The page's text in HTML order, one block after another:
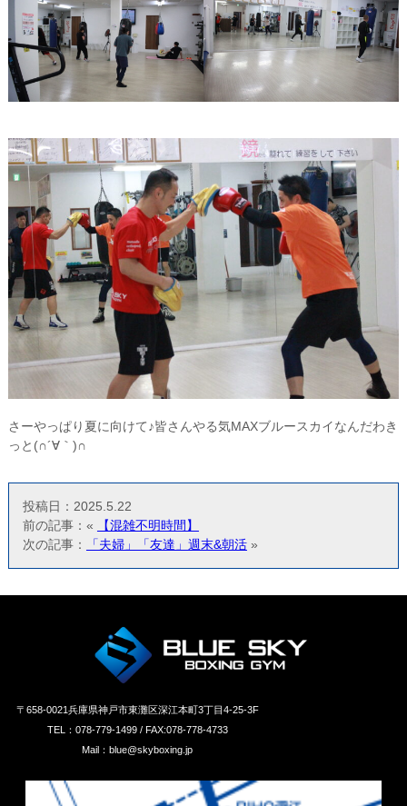
さーやっぱり夏に向けて♪皆さんやる気MAXブルースカイなんだわき
っと(∩´∀｀)∩
投稿日：2025.5.22
前の記事：«
【混雑不明時間】
次の記事：
「夫婦」「友達」週末&朝活»
〒658‐0021兵庫県神戸市東灘区深江本町3丁目4-25-3F
TEL：078-779-1499 / FAX:078-778-4733
Mail：blue@skyboxing.jp